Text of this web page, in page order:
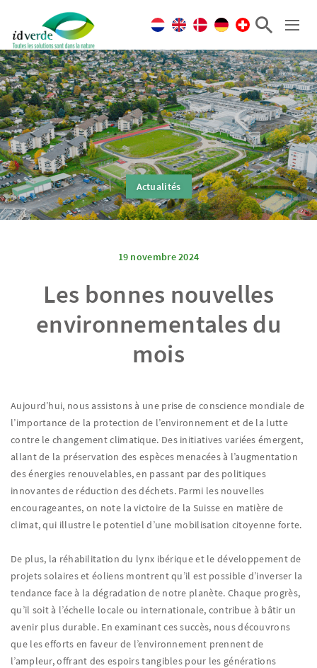
Actualités
19 novembre 2024
Les bonnes nouvelles
environnementales du
mois
Aujourd’hui, nous assistons à une prise de conscience mondiale de
l’importance de la protection de l’environnement et de la lutte
contre le changement climatique. Des initiatives variées émergent,
allant de la préservation des espèces menacées à l’augmentation
des énergies renouvelables, en passant par des politiques
innovantes de réduction des déchets. Parmi les nouvelles
encourageantes, on note la victoire de la Suisse en matière de
climat, qui illustre le potentiel d’une mobilisation citoyenne forte.
De plus, la réhabilitation du lynx ibérique et le développement de
projets solaires et éoliens montrent qu’il est possible d’inverser la
tendance face à la dégradation de notre planète. Chaque progrès,
qu’il soit à l’échelle locale ou internationale, contribue à bâtir un
avenir plus durable. En examinant ces succès, nous découvrons
que les efforts en faveur de l’environnement prennent de
l’ampleur, offrant des espoirs tangibles pour les générations